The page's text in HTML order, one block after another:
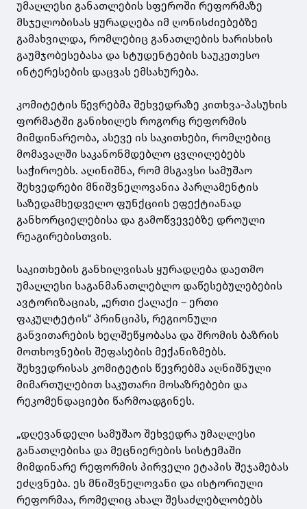
უმაღლესი განათლების სფეროში რეფორმაზე
მსჯელობისას ყურადღება იმ ღონისძიებებზე
გამახვილდა, რომლებიც განათლების ხარისხის
გაუმჯობესებასა და სტუდენტების საუკეთესო
ინტერესების დაცვას ემსახურება.
კომიტეტის წევრებმა შეხვედრაზე კითხვა-პასუხის
ფორმატში განიხილეს როგორც რეფორმის
მიმდინარეობა, ასევე ის საკითხები, რომლებიც
მომავალში საკანონმდებლო ცვლილებებს
საჭიროებს. აღინიშნა, რომ მსგავსი სამუშაო
შეხვედრები მნიშვნელოვანია პარლამენტის
საზედამხედველო ფუნქციის ეფექტიანად
განხორციელებისა და გამოწვევებზე დროული
რეაგირებისთვის.
საკითხების განხილვისას ყურადღება დაეთმო
უმაღლესი საგანმანათლებლო დაწესებულებების
ავტორიზაციას, „ერთი ქალაქი – ერთი
ფაკულტეტის“ პრინციპს, რეგიონული
განვითარების ხელშეწყობასა და შრომის ბაზრის
მოთხოვნების შეფასების მექანიზმებს.
შეხვედრისას კომიტეტის წევრებმა აღნიშნული
მიმართულებით საკუთარი მოსაზრებები და
რეკომენდაციები წარმოადგინეს.
„დღევანდელი სამუშაო შეხვედრა უმაღლესი
განათლებისა და მეცნიერების სისტემაში
მიმდინარე რეფორმის პირველი ეტაპის შეჯამებას
ეძღვნება. ეს მნიშვნელოვანი და ისტორიული
რეფორმაა, რომელიც ახალ შესაძლებლობებს